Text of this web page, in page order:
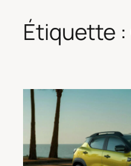
Étiquette :